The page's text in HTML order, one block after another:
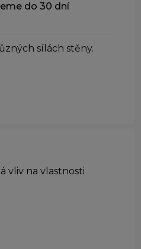
do 30 dní
sílách stěny.
vliv na vlastnosti